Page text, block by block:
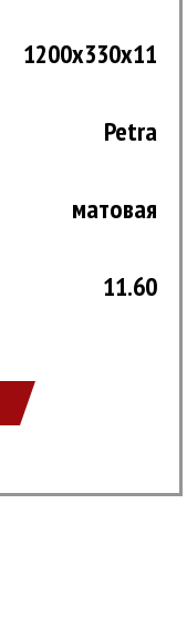
1200x330x11
Petra
матовая
11.60